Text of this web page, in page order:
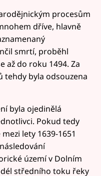
procesům
dříve, hlavně
smrtí, proběhl
až do roku 1494. Za
tehdy byla odsouzena
byla ojedinělá
Pokud tedy
lety 1639-1651
území v Dolním
středního toku řeky